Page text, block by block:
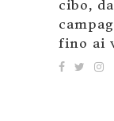
cibo,
fino ai